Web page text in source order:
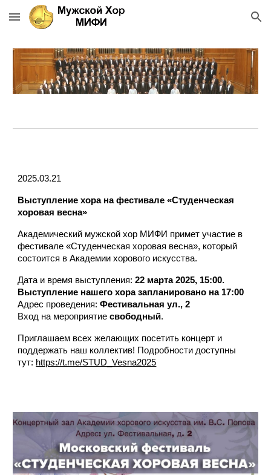
Skip to main content Skip to navigation
2025.03.21
Выступление хора на фестивале «Студенческая
хоровая весна»
Академический мужской хор МИФИ примет участие в
фестивале «Студенческая хоровая весна», который
состоится в Академии хорового искусства.
Дата и время выступления:22 марта 2025, 15:00.
Выступление нашего хора запланировано на 17:00
Адрес проведения:Фестивальная ул., 2
Вход на мероприятиесвободный.
Приглашаем всех желающих посетить концерт и
поддержать наш коллектив! Подробности доступны
тут: https://t.me/STUD_Vesna2025